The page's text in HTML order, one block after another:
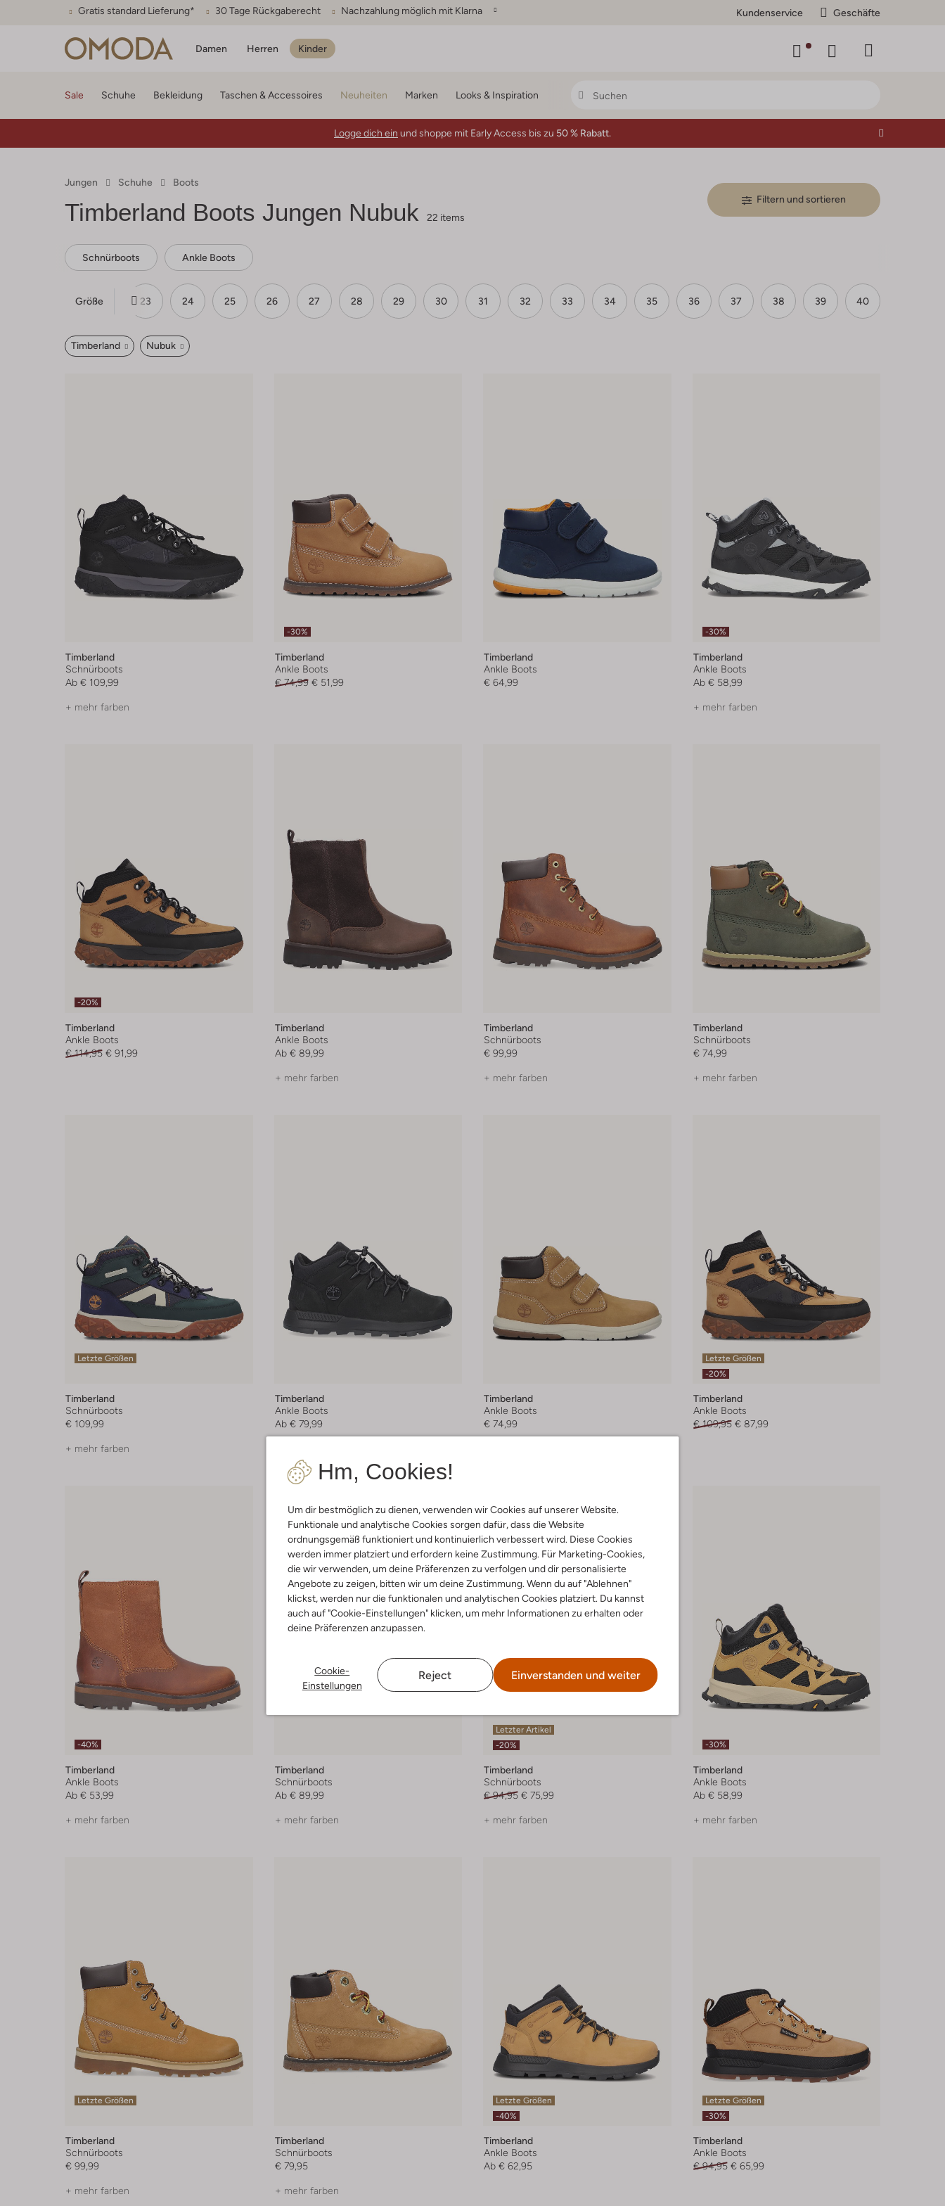
Gratis standard Lieferung* 30 Tage Rückgaberecht Nachzahlung möglich mit Klarna Kundenservice Geschäfte
Damen Herren Kinder
Hm, Cookies!
Um dir bestmöglich zu dienen, verwenden wir Cookies auf unserer Website.
Funktionale und analytische Cookies sorgen dafür, dass die Website
ordnungsgemäß funktioniert und kontinuierlich verbessert wird. Diese Cookies
werden immer platziert und erfordern keine Zustimmung. Für Marketing-Cookies,
die wir verwenden, um deine Präferenzen zu verfolgen und dir personalisierte
Angebote zu zeigen, bitten wir um deine Zustimmung. Wenn du auf "Ablehnen"
klickst, werden nur die funktionalen und analytischen Cookies platziert. Du kannst
auch auf "Cookie-Einstellungen" klicken, um mehr Informationen zu erhalten oder
deine Präferenzen anzupassen.
Cookie-
Einstellungen
Reject Einverstanden und weiter
Sale Schuhe Bekleidung Taschen & Accessoires Neuheiten Marken Looks & Inspiration
Logge dich ein und shoppe mit Early Access bis zu 50 % Rabatt.
Jungen Schuhe Boots
Timberland Boots Jungen Nubuk 22 items
Filtern und sortieren
Schnürboots Ankle Boots
Größe
22 23 24 25 26 27 28 29 30 31 32 33 34 35 36 37 38 39 40
Timberland Nubuk
Timberland
Schnürboots
Ab € 109,99
+ mehr farben
-30%
Timberland
Ankle Boots
€ 74,99 € 51,99
Timberland
Ankle Boots
€ 64,99
-30%
Timberland
Ankle Boots
Ab € 58,99
+ mehr farben
-20%
Timberland
Ankle Boots
€ 114,95 € 91,99
Timberland
Ankle Boots
Ab € 89,99
+ mehr farben
Timberland
Schnürboots
€ 99,99
+ mehr farben
Timberland
Schnürboots
€ 74,99
+ mehr farben
Letzte Größen
Timberland
Schnürboots
€ 109,99
+ mehr farben
Timberland
Ankle Boots
Ab € 79,99
Timberland
Ankle Boots
€ 74,99
Letzte Größen
-20%
Timberland
Ankle Boots
€ 109,95 € 87,99
-40%
Timberland
Ankle Boots
Ab € 53,99
+ mehr farben
Timberland
Schnürboots
Ab € 89,99
+ mehr farben
Letzter Artikel
-20%
Timberland
Schnürboots
€ 94,95 € 75,99
+ mehr farben
-30%
Timberland
Ankle Boots
Ab € 58,99
+ mehr farben
Letzte Größen
Timberland
Schnürboots
€ 99,99
+ mehr farben
Timberland
Schnürboots
€ 79,95
+ mehr farben
Letzte Größen
-40%
Timberland
Ankle Boots
Ab € 62,95
Letzte Größen
-30%
Timberland
Ankle Boots
€ 94,95 € 65,99